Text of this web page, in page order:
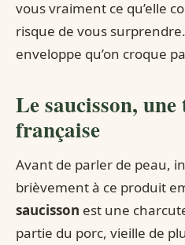
vous vraiment ce qu’elle
risque de vous
enveloppe qu’on croque
Le saucisson,
française
Avant de parler de peau,
brièvement à ce produit
saucisson est une
partie du porc, vieille de